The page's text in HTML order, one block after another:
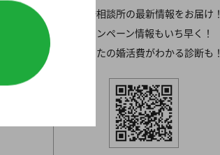
結婚相談所の最新情報をお届け！
キャンペーン情報もいち早く！
あなたの婚活費がわかる診断も！